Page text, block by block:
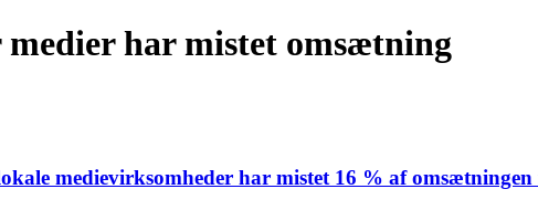
medier har mistet omsætning
medievirksomheder har mistet 16 % af